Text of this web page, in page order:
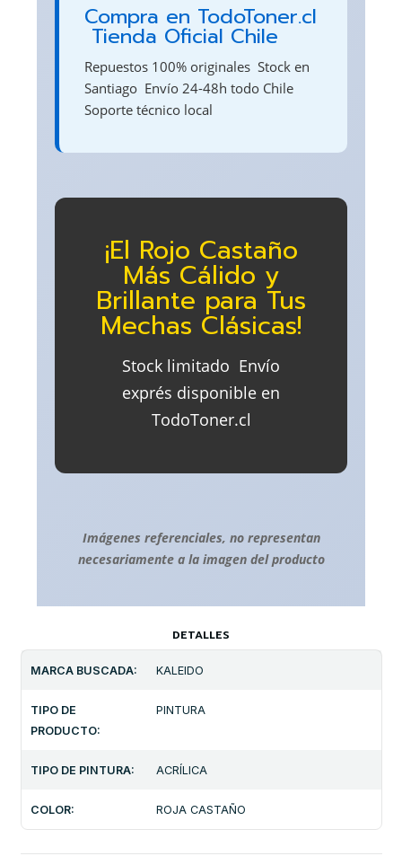
Compra en TodoToner.cl
 Tienda Oficial Chile
Repuestos 100% originales  Stock en
Santiago  Envío 24-48h todo Chile 
Soporte técnico local
¡El Rojo Castaño
Más Cálido y
Brillante para Tus
Mechas Clásicas!
Stock limitado  Envío
exprés disponible en
TodoToner.cl
Imágenes referenciales, no representan
necesariamente a la imagen del producto
DETALLES
MARCA BUSCADA: KALEIDO
TIPO DE
PRODUCTO:
PINTURA
TIPO DE PINTURA: ACRÍLICA
COLOR: ROJA CASTAÑO